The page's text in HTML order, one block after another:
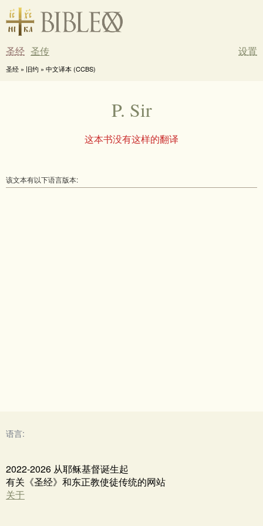
圣经 圣传 设置
圣经 » 旧约 » 中文译本 (CCBS)
P. Sir
这本书没有这样的翻译
该文本有以下语言版本:
语言:
2022-2026 从耶稣基督诞生起
有关《圣经》和东正教使徒传统的网站
关于